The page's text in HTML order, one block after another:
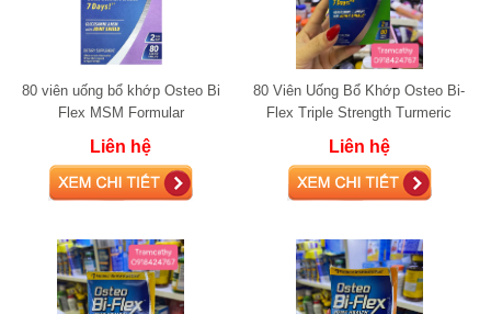
80 viên uống bổ khớp Osteo Bi
Flex MSM Formular
Liên hệ
80 Viên Uống Bổ Khớp Osteo Bi-
Flex Triple Strength Turmeric
Liên hệ